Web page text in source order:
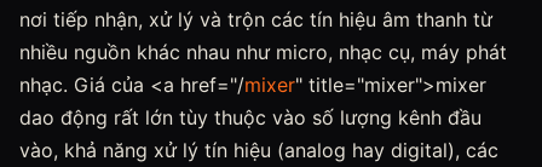
nơi tiếp nhận, xử lý và trộn các tín hiệu âm thanh từ
nhiều nguồn khác nhau như micro, nhạc cụ, máy phát
nhạc. Giá của <a href="/mixer" title="mixer">mixer
dao động rất lớn tùy thuộc vào số lượng kênh đầu
vào, khả năng xử lý tín hiệu (analog hay digital), các